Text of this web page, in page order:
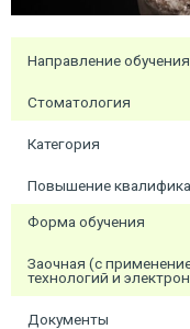
Направление обучения
Стоматология
Категория
Повышение
Форма обучения
Заочная (с
технологий и
Документы